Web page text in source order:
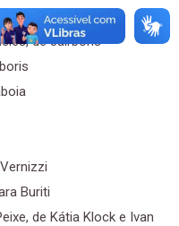
de Faroeste
de Jairboris
Buriti
de Kátia Klock e Ivan